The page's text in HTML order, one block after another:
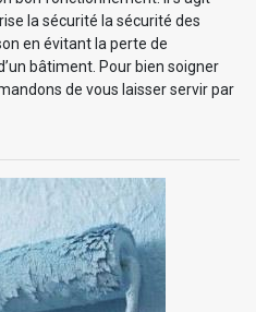
la sécurité la sécurité des
en évitant la perte de
bâtiment. Pour bien soigner
de vous laisser servir par